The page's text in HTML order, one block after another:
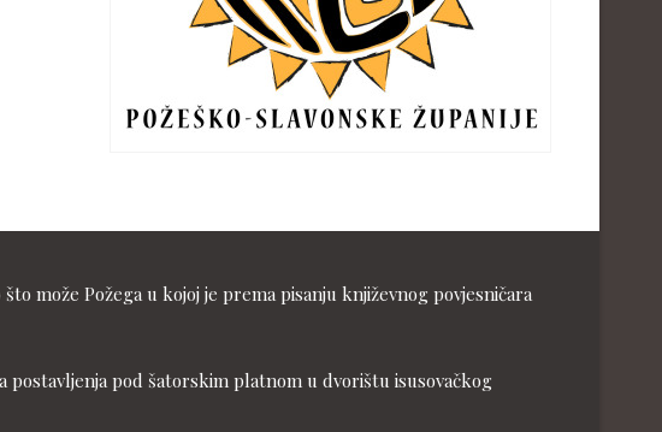
može Požega u kojoj je prema pisanju književnog povjesničara
postavljenja pod šatorskim platnom u dvorištu isusovačkog